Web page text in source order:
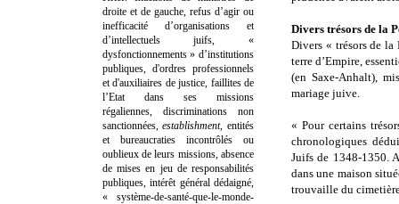
Divers trésors de la
Divers « trésors de la
terre d’Empire,
(en Saxe-Anhalt),
mariage juive.
« Pour certains
chronologiques
Juifs de 1348-1350.
dans une maison
trouvaille du
droite et de gauche, refus d’agir ou
inefficacité d’organisations et
d’intellectuels juifs, «
dysfonctionnements » d’institutions
publiques, d'ordres professionnels
et d'auxiliaires de justice, faillites de
l’Etat dans ses missions
régaliennes, discriminations non
sanctionnées,establishment, entités
et bureaucraties incontrôlés ou
oublieux de leurs missions, absence
de mises en jeu de responsabilités
publiques, intérêt général dédaigné,
« système-de-santé-que-le-monde-